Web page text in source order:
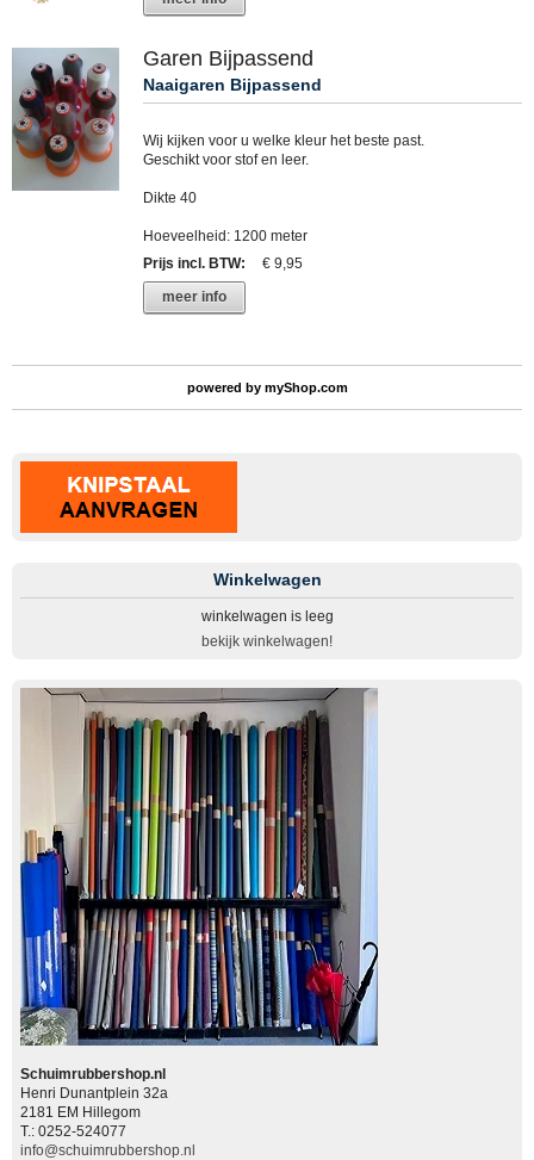
Garen Bijpassend
Naaigaren Bijpassend
Wij kijken voor u welke kleur het beste past.
Geschikt voor stof en leer.
Dikte 40
Hoeveelheid: 1200 meter
Prijs incl. BTW:
€ 9,95
meer info
powered by myShop.com
Winkelwagen
winkelwagen is leeg
bekijk winkelwagen!
Schuimrubbershop.nl
Henri Dunantplein 32a
2181 EM Hillegom
T.: 0252-524077
info@schuimrubbershop.nl